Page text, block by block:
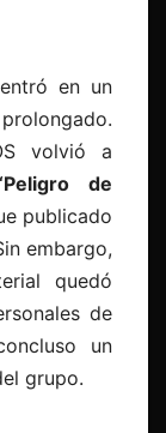
en un
volvió a
de
publicado
embargo,
quedó
de
un
grupo.